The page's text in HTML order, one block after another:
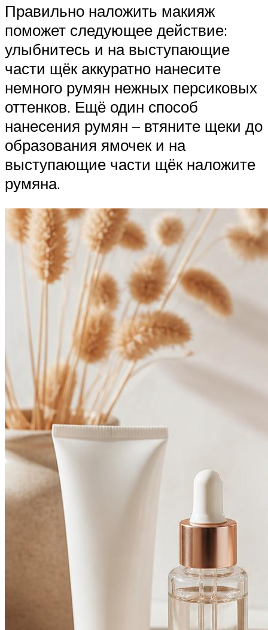
Правильно наложить макияж
поможет следующее действие:
улыбнитесь и на выступающие
части щёк аккуратно нанесите
немного румян нежных персиковых
оттенков. Ещё один способ
нанесения румян – втяните щеки до
образования ямочек и на
выступающие части щёк наложите
румяна.